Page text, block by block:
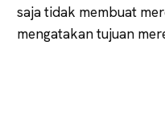
saja tidak membuat
mengatakan tujuan